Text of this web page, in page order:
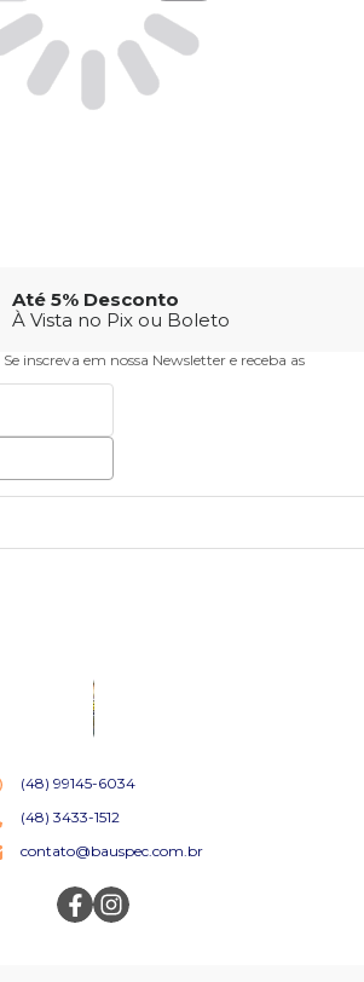
Até 5% Desconto
À Vista no Pix ou Boleto
Se inscreva em nossa Newsletter e receba as
(48) 99145-6034
(48) 3433-1512
contato@bauspec.com.br